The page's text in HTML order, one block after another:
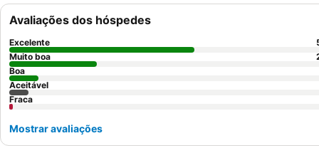
Avaliações dos hóspedes
Excelente
Muito boa
Boa
Aceitável
Fraca
Mostrar avaliações